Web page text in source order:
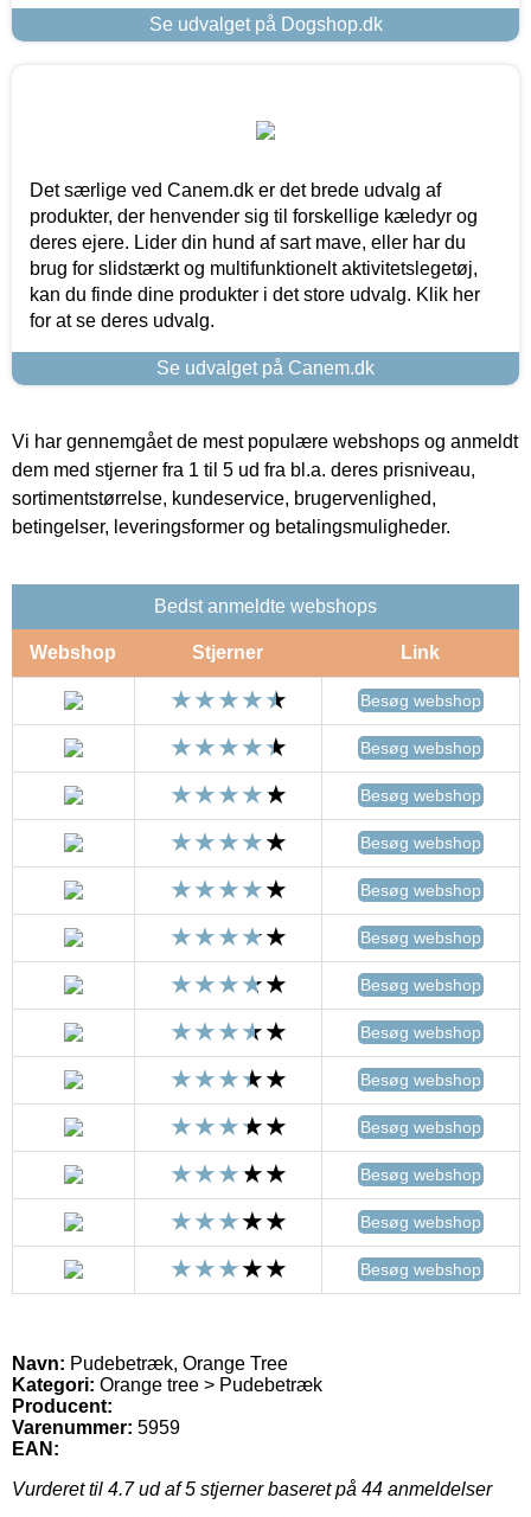
Se udvalget på Dogshop.dk
Det særlige ved Canem.dk er det brede udvalg af
produkter, der henvender sig til forskellige kæledyr og
deres ejere. Lider din hund af sart mave, eller har du
brug for slidstærkt og multifunktionelt aktivitetslegetøj,
kan du finde dine produkter i det store udvalg. Klik her
for at se deres udvalg.
Se udvalget på Canem.dk
Vi har gennemgået de mest populære webshops og anmeldt
dem med stjerner fra 1 til 5 ud fra bl.a. deres prisniveau,
sortimentstørrelse, kundeservice, brugervenlighed,
betingelser, leveringsformer og betalingsmuligheder.
Bedst anmeldte webshops
Webshop Stjerner Link
Besøg webshop
Besøg webshop
Besøg webshop
Besøg webshop
Besøg webshop
Besøg webshop
Besøg webshop
Besøg webshop
Besøg webshop
Besøg webshop
Besøg webshop
Besøg webshop
Besøg webshop
Navn: Pudebetræk, Orange Tree
Kategori: Orange tree > Pudebetræk
Producent:
Varenummer: 5959
EAN:
Vurderet til 4.7ud af 5 stjerner baseret på 44 anmeldelser